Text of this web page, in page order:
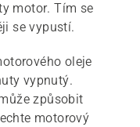
motor. Tím se
se vypustí.
oleje
vypnutý.
způsobit
motorový